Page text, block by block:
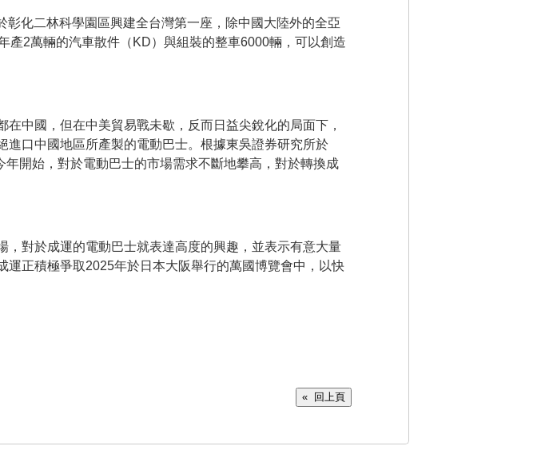
化二林科學園區興建全台灣第一座，除中國大陸外的全亞
產2萬輛的汽車散件（KD）與組裝的整車6000輛，可以創造
中國，但在中美貿易戰未歇，反而日益尖銳化的局面下，
口中國地區所產製的電動巴士。根據東吳證券研究所於
開始，對於電動巴士的市場需求不斷地攀高，對於轉換成
對於成運的電動巴士就表達高度的興趣，並表示有意大量
正積極爭取2025年於日本大阪舉行的萬國博覽會中，以快